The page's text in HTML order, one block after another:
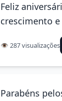
Feliz
crescimento
👁️ 287 visualizações
Parabéns